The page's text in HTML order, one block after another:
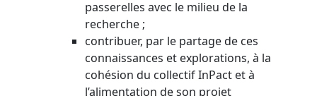
passerelles avec le milieu de la
recherche ;
contribuer, par le partage de ces
connaissances et explorations, à la
cohésion du collectif InPact et à
l’alimentation de son projet